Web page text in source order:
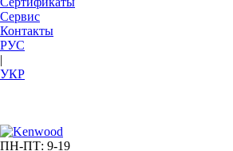
Сервис
Контакты
РУC
|
УКР
ПН-ПТ: 9-19